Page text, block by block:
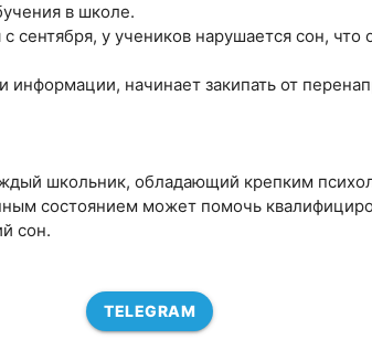
в школе.
сентября, у учеников нарушается сон, что
информации, начинает закипать от
школьник, обладающий крепким
состоянием может помочь
сон.
TELEGRAM